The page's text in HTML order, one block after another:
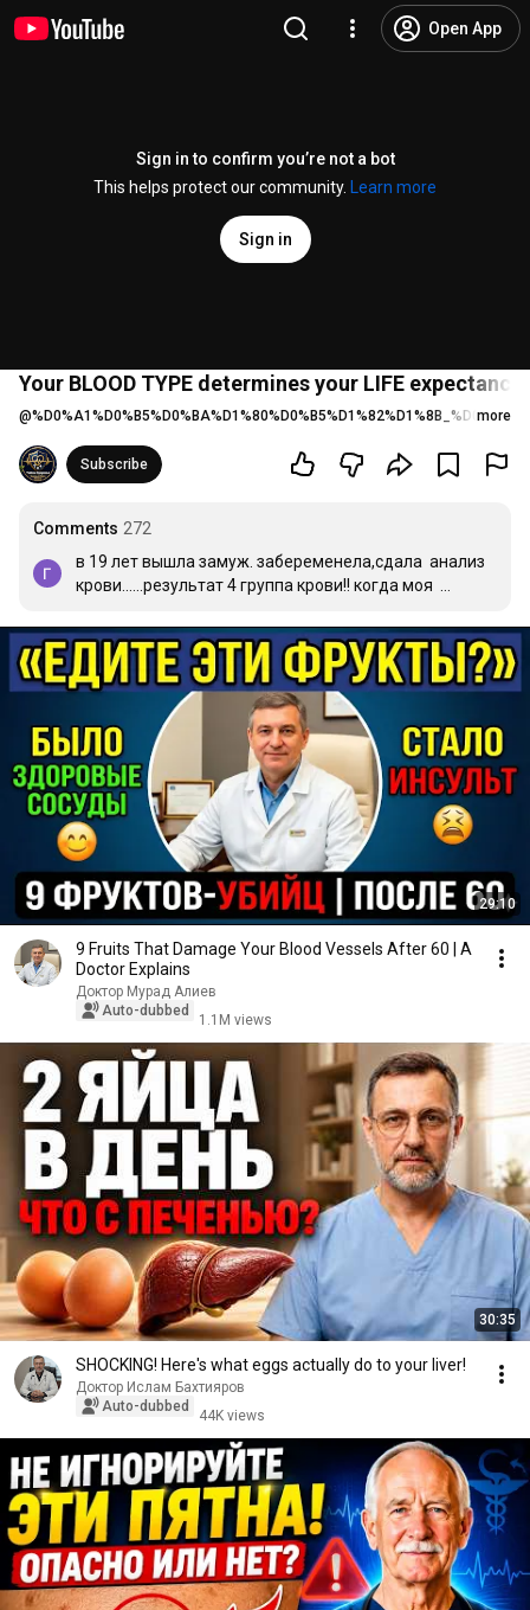
Open App
Sign in to confirm you’re not a bot
This helps protect our community.
Learn more
Sign in
Your BLOOD TYPE determines your LIFE expectancy!
@ more
Subscribe
Comments 272
в 19 лет вышла замуж. забеременела,сдала  анализ
крови......результат 4 группа крови!! когда моя
возмущалась,говорила,что ей подсунули больную
невестку и вообще::::: 4 группа крови бывает только у
алкоголиков, но мои родители не пьющие люди.и
почему у меня  такая плохая кровь??? она может
передаться ее будующим внукам.......Я ОЧЕНЬ
ПЕРЕЖИВАЛА, ПЛАКАЛА, волновалась за
ребенка,которого носила-----дома была обстановка
невыносимая!!!! я чувствовала себя виноватой......
поговорила со своим гинекологом-----она меня
успокоила!но этот стресс ,что я получила ---остался
надолго!сейчас я бабушка и понимаю,что все мои
переживания и слезы были зря!!тогда не  было
интернета!!!
29:10
9 Fruits That Damage Your Blood Vessels After 60 | A
Doctor Explains
Доктор Мурад Алиев
Auto-dubbed
1.1M views
30:35
SHOCKING! Here's what eggs actually do to your liver!
Доктор Ислам Бахтияров
Auto-dubbed
44K views